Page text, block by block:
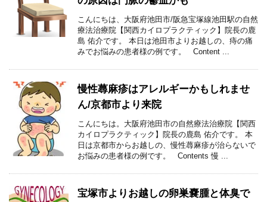
こんにちは、大阪府池田市/阪急宝塚線池田駅の自然
療法治療院【関西カイロプラクティック】院長の鹿
島 佑介です。 本日は池田市よりお越しの、痔の痛
みでお悩みの患者様の例です。 Content ...
慢性蕁麻疹はアレルギーかもしれませ
ん/京都市より来院
こんにちは。大阪府池田市の自然療法治療院【関西
カイロプラクティック】院長の鹿島 佑介です。 本
日は京都市からお越しの、慢性蕁麻疹が治らないで
お悩みの患者様の例です。 Contents 慢 ...
宝塚市よりお越しの卵巣嚢腫と体臭で